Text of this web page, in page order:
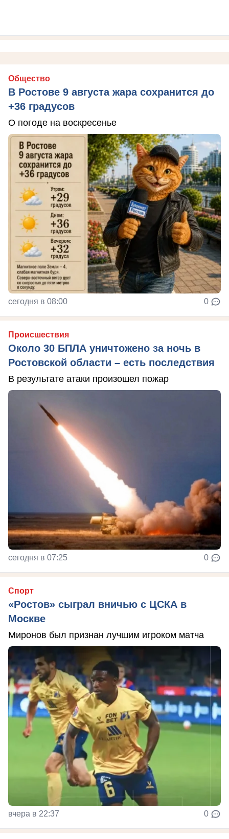
Общество
В Ростове 9 августа жара сохранится до
+36 градусов
О погоде на воскресенье
сегодня в 08:00 0
Происшествия
Около 30 БПЛА уничтожено за ночь в
Ростовской области – есть последствия
В результате атаки произошел пожар
сегодня в 07:25 0
Спорт
«Ростов» сыграл вничью с ЦСКА в
Москве
Миронов был признан лучшим игроком матча
вчера в 22:37 0